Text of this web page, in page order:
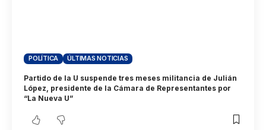
POLÍTICA ÚLTIMAS NOTICIAS
Partido de la U suspende tres meses militancia de Julián
López, presidente de la Cámara de Representantes por
“La Nueva U”